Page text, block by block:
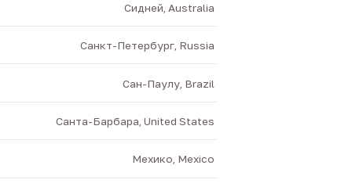
Сидней, Australia
Санкт-Петербург, Russia
Сан-Паулу, Brazil
Санта-Барбара, United States
Мехико, Mexico